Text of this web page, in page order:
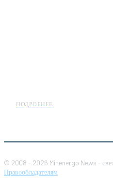
ПОДРОБНЕЕ
© 2008 - 2026 Minenergo News -
Правообладателям